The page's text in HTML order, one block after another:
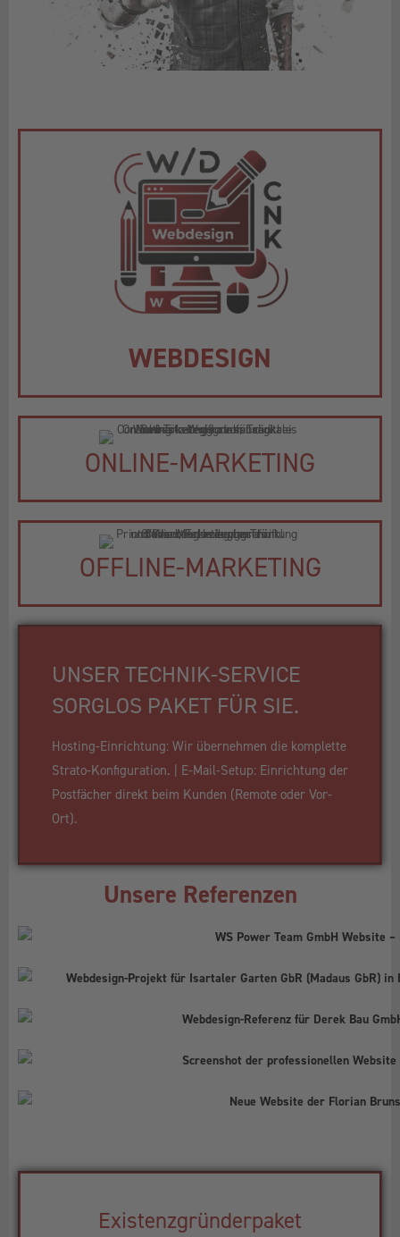
WEBDESIGN
ONLINE-MARKETING
OFFLINE-MARKETING
UNSER TECHNIK-SERVICE
SORGLOS PAKET FÜR SIE.
Hosting-Einrichtung: Wir übernehmen die komplette
Strato-Konfiguration. | E-Mail-Setup: Einrichtung der
Postfächer direkt beim Kunden (Remote oder Vor-
Ort).
Unsere Referenzen
Existenzgründerpaket